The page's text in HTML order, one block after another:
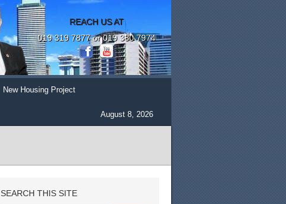
REACH US AT
019 319 7877 or 019 380 7974
New Housing Project
August 8, 2026
SEARCH THIS SITE